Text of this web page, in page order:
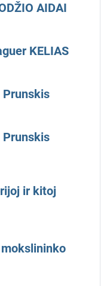
AIDAI
KELIAS
Prunskis
Prunskis
ir kitoj